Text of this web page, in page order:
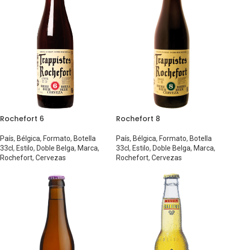
Rochefort 6
País, Bélgica, Formato, Botella
33cl, Estilo, Doble Belga, Marca,
Rochefort, Cervezas
Rochefort 8
País, Bélgica, Formato, Botella
33cl, Estilo, Doble Belga, Marca,
Rochefort, Cervezas